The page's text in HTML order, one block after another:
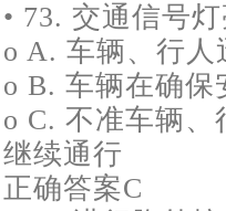
• 73. 交通信号
o A. 车辆、行人
o B. 车辆在确保
o C. 不准车辆
继续通行
正确答案C